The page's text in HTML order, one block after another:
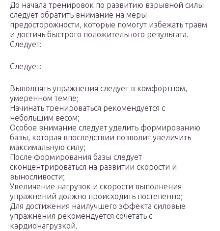
До начала тренировок по развитию взрывной силы
следует обратить внимание на меры
предосторожности, которые помогут избежать травм
и достичь быстрого положительного результата.
Следует:
Следует:
Выполнять упражнения следует в комфортном,
умеренном темпе;
Начинать тренироваться рекомендуется с
небольшим весом;
Особое внимание следует уделить формированию
базы, которая впоследствии позволит увеличить
максимальную силу;
После формирования базы следует
сконцентрироваться на развитии скорости и
выносливости;
Увеличение нагрузок и скорости выполнения
упражнений должно происходить постепенно;
Для достижения наилучшего эффекта силовые
упражнения рекомендуется сочетать с
кардионагрузкой.